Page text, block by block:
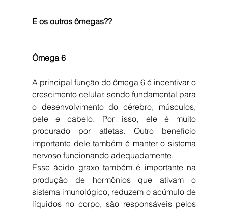
E os outros ômegas??
Ômega 6
A principal função do ômega 6 é incentivar o
crescimento celular, sendo fundamental para
o desenvolvimento do cérebro, músculos,
pele e cabelo. Por isso, ele é muito
procurado por atletas. Outro benefício
importante dele também é manter o sistema
nervoso funcionando adequadamente.
Esse ácido graxo também é importante na
produção de hormônios que ativam o
sistema imunológico, reduzem o acúmulo de
líquidos no corpo, são responsáveis pelos